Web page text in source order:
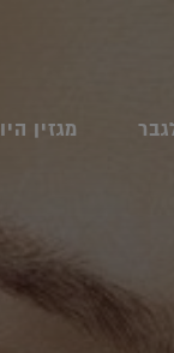
מגזין